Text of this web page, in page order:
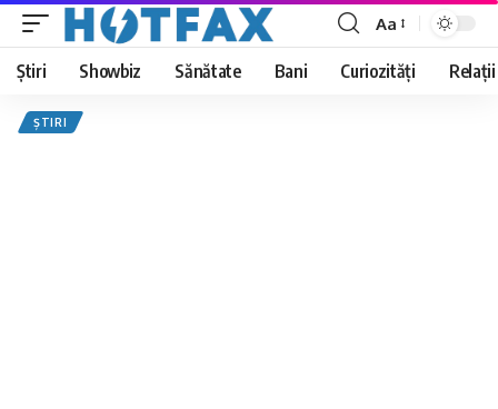
Font
Resizer
Aa
Știri Showbiz Sănătate Bani Curiozități Relații
ȘTIRI